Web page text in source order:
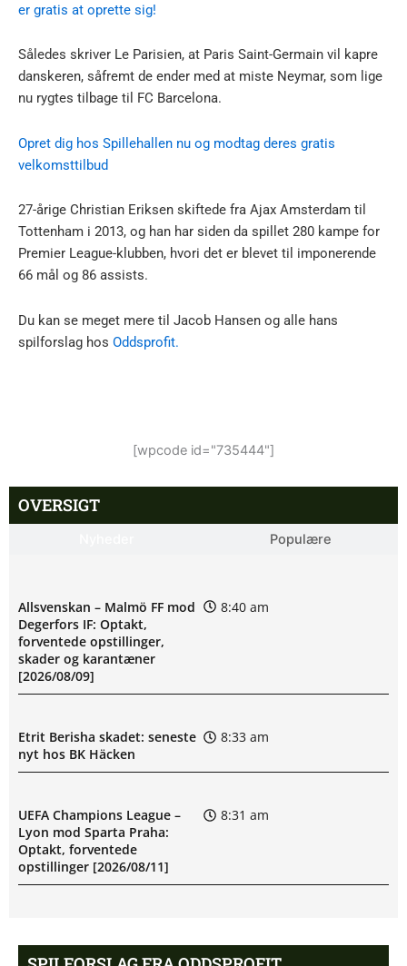
er gratis at oprette sig!
Således skriver Le Parisien, at Paris Saint-Germain vil kapre
danskeren, såfremt de ender med at miste Neymar, som lige
nu rygtes tilbage til FC Barcelona.
Opret dig hos Spillehallen nu og modtag deres gratis
velkomsttilbud
27-årige Christian Eriksen skiftede fra Ajax Amsterdam til
Tottenham i 2013, og han har siden da spillet 280 kampe for
Premier League-klubben, hvori det er blevet til imponerende
66 mål og 86 assists.
Du kan se meget mere til Jacob Hansen og alle hans
spilforslag hos Oddsprofit.
[wpcode id="735444"]
OVERSIGT
Populære
Allsvenskan – Malmö FF mod
Degerfors IF: Optakt,
forventede opstillinger,
skader og karantæner
[2026/08/09]
8:40 am
Etrit Berisha skadet: seneste
nyt hos BK Häcken
8:33 am
UEFA Champions League –
Lyon mod Sparta Praha:
Optakt, forventede
opstillinger [2026/08/11]
8:31 am
Engdahl: skadesstatus